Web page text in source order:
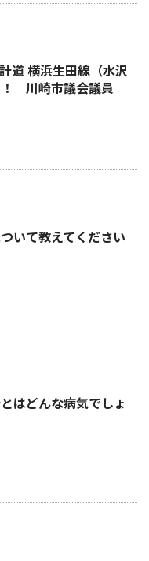
道 横浜生田線（水沢
！ 川崎市議会議員
いて教えてください
はどんな病気でしょ